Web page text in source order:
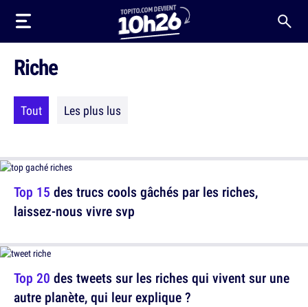
Riche
Tout Les plus lus
Top 15 des trucs cools gâchés par les riches,
laissez-nous vivre svp
Top 20 des tweets sur les riches qui vivent sur une
autre planète, qui leur explique ?